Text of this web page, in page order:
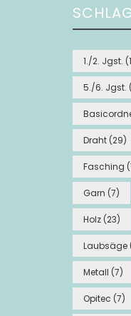
1./2. Jgst.
5./6. Jgst.
Draht (29)
Fasching
Garn (7)
Holz (23)
Laubsäge
Metall (7)
Opitec (7)